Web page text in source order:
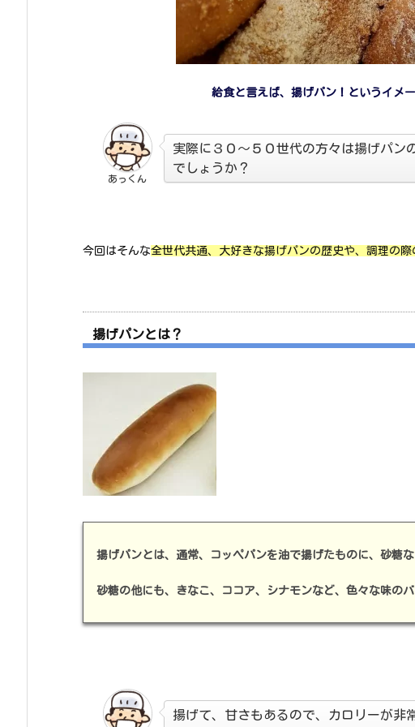
給食と言えば、揚げパン！というイメ
あっくん
実際に３０～５０世代の方々は揚げパン
でしょうか？
今回はそんな全世代共通、大好きな揚げパンの歴史や、調理の際
揚げパンとは？
揚げパンとは、通常、コッペパンを油で揚げたものに、砂糖
砂糖の他にも、きなこ、ココア、シナモンなど、色々な味の
揚げて、甘さもあるので、カロリーが非